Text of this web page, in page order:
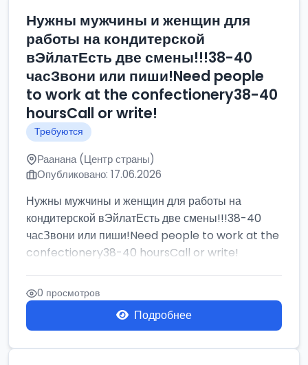
Нужны мужчины и женщин для
работы на кондитерской
вЭйлатЕсть две смены!!!38-40
часЗвони или пиши!Need people
to work at the confectionery38-40
hoursCall or write!
Требуются
Раанана (Центр страны)
Опубликовано: 17.06.2026
Нужны мужчины и женщин для работы на
кондитерской вЭйлатЕсть две смены!!!38-40
часЗвони или пиши!Need people to work at the
confectionery38-40 hoursCall or write!
0 просмотров
Подробнее